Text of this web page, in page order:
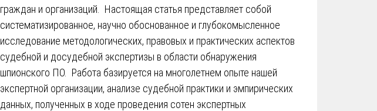
граждан и организаций. Настоящая статья представляет собой
систематизированное, научно обоснованное и глубокомысленное
исследование методологических, правовых и практических аспектов
судебной и досудебной экспертизы в области обнаружения
шпионского ПО. Работа базируется на многолетнем опыте нашей
экспертной организации, анализе судебной практики и эмпирических
данных, полученных в ходе проведения сотен экспертных